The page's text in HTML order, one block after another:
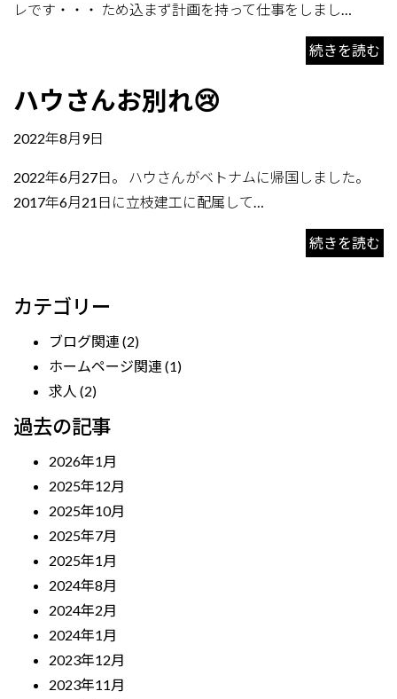
レです・・・ ため込まず計画を持って仕事をしまし…
続きを読む
ハウさんお別れ😢
2022年8月9日
2022年6月27日。 ハウさんがベトナムに帰国しました。
2017年6月21日に立枝建工に配属して…
続きを読む
カテゴリー
ブログ関連 (2)
ホームページ関連 (1)
求人 (2)
過去の記事
2026年1月
2025年12月
2025年10月
2025年7月
2025年1月
2024年8月
2024年2月
2024年1月
2023年12月
2023年11月